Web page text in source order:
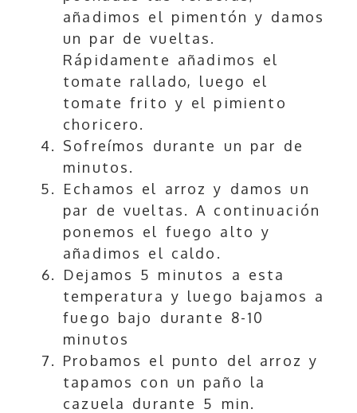
añadimos el pimentón y damos
un par de vueltas.
Rápidamente añadimos el
tomate rallado, luego el
tomate frito y el pimiento
choricero.
Sofreímos durante un par de
minutos.
Echamos el arroz y damos un
par de vueltas. A continuación
ponemos el fuego alto y
añadimos el caldo.
Dejamos 5 minutos a esta
temperatura y luego bajamos a
fuego bajo durante 8-10
minutos
Probamos el punto del arroz y
tapamos con un paño la
cazuela durante 5 min.